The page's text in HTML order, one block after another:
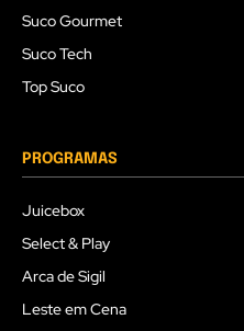
Suco Gourmet
Suco Tech
Top Suco
PROGRAMAS
Juicebox
Select & Play
Arca de Sigil
Leste em Cena